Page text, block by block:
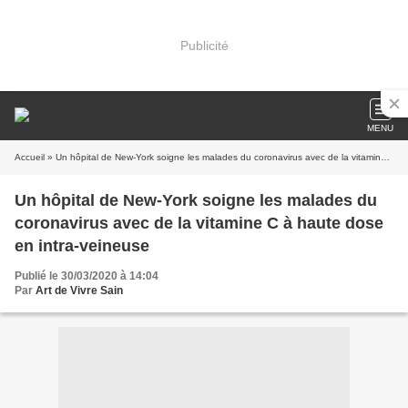
Publicité
MENU
Accueil » Un hôpital de New-York soigne les malades du coronavirus avec de la vitamine C à haute dose en intra-veineuse
Un hôpital de New-York soigne les malades du
coronavirus avec de la vitamine C à haute dose
en intra-veineuse
Publié le 30/03/2020 à 14:04
Par Art de Vivre Sain